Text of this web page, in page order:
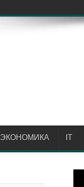
ЭКОНОМИКА IT